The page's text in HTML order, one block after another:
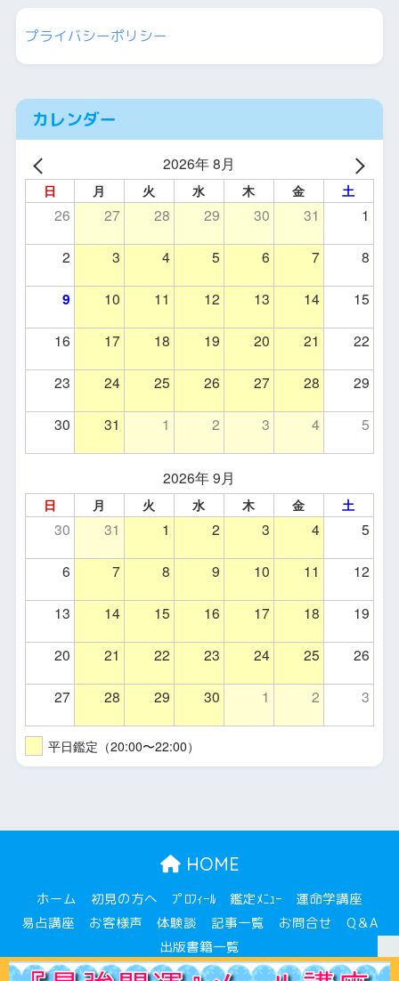
プライバシーポリシー
カレンダー
2026年 8月
日 月 火 水 木 金 土
26 27 28 29 30 31 1
2 3 4 5 6 7 8
9 10 11 12 13 14 15
16 17 18 19 20 21 22
23 24 25 26 27 28 29
30 31 1 2 3 4 5
2026年 9月
日 月 火 水 木 金 土
30 31 1 2 3 4 5
6 7 8 9 10 11 12
13 14 15 16 17 18 19
20 21 22 23 24 25 26
27 28 29 30 1 2 3
平日鑑定（20:00〜22:00）
HOME
ホーム 初見の方へ ﾌﾟﾛﾌｨｰﾙ 鑑定ﾒﾆｭｰ
運命学講座
易占講座
お客様声 体験談 記事一覧 お問合せ
Q＆A
出版書籍一覧